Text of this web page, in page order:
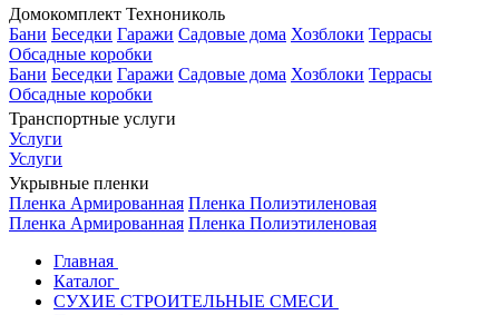
Домокомплект Технониколь
Бани Беседки Гаражи Садовые дома Хозблоки Террасы
Обсадные коробки
Бани Беседки Гаражи Садовые дома Хозблоки Террасы
Обсадные коробки
Транспортные услуги
Услуги
Услуги
Укрывные пленки
Пленка Армированная Пленка Полиэтиленовая
Пленка Армированная Пленка Полиэтиленовая
Главная
Каталог
СУХИЕ СТРОИТЕЛЬНЫЕ СМЕСИ